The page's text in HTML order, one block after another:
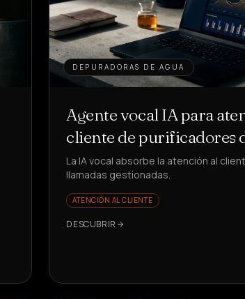
DEPURADORAS DE AGUA
Agente vocal IA para
cliente de purificadores
La IA vocal absorbe la atención al
llamadas gestionadas.
ATENCIÓN AL CLIENTE
DESCUBRIR